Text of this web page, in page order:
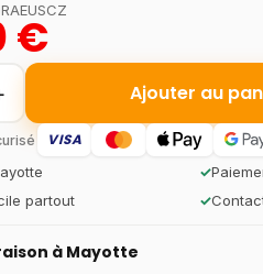
€
Ajouter au
VISA
✓
partout ✓
à Mayotte